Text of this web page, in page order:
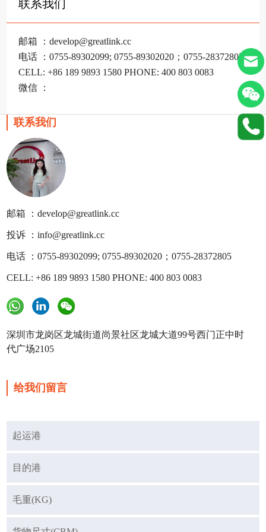
联系我们
邮箱 ：develop@greatlink.cc
电话 ：0755-89302099; 0755-89302020；0755-28372805
CELL: +86 189 9893 1580 PHONE: 400 803 0083
微信 ：
联系我们
邮箱 ：develop@greatlink.cc
投诉 ：info@greatlink.cc
电话 ：0755-89302099; 0755-89302020；0755-28372805
CELL: +86 189 9893 1580 PHONE: 400 803 0083
深圳市龙岗区龙城街道尚景社区龙城大道99号西门正中时
代广场2105
给我们留言